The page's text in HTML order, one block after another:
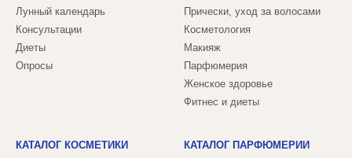
Лунный календарь
Консультации
Диеты
Опросы
Прически, уход за волосами
Косметология
Макияж
Парфюмерия
Женское здоровье
Фитнес и диеты
КАТАЛОГ КОСМЕТИКИ КАТАЛОГ ПАРФЮМЕРИИ